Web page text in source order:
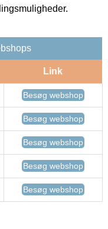
Link
Besøg webshop
Besøg webshop
Besøg webshop
Besøg webshop
Besøg webshop